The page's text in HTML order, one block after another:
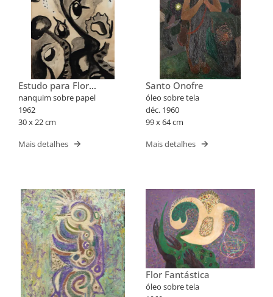
Estudo para Flor
Fantástica XXX
nanquim sobre papel
1962
30 x 22 cm
Mais detalhes
Santo Onofre
óleo sobre tela
déc. 1960
99 x 64 cm
Mais detalhes
Flor Fantástica
óleo sobre tela